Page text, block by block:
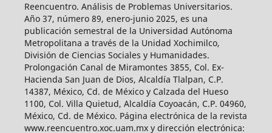
Reencuentro. Análisis de Problemas Universitarios.
Año 37, número 89, enero-junio 2025, es una
publicación semestral de la Universidad Autónoma
Metropolitana a través de la Unidad Xochimilco,
División de Ciencias Sociales y Humanidades.
Prolongación Canal de Miramontes 3855, Col. Ex-
Hacienda San Juan de Dios, Alcaldía Tlalpan, C.P.
14387, México, Cd. de México y Calzada del Hueso
1100, Col. Villa Quietud, Alcaldía Coyoacán, C.P. 04960,
México, Cd. de México. Página electrónica de la revista
www.reencuentro.xoc.uam.mx y dirección electrónica: